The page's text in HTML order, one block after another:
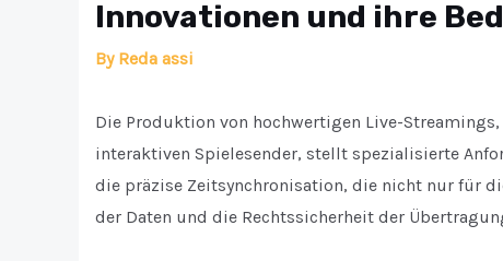
Innovationen und ihre
By Reda assi
Die Produktion von hochwertigen Live-
interaktiven Spielesender, stellt spezialisierte
die präzise Zeitsynchronisation, die nicht nur für
der Daten und die Rechtssicherheit der